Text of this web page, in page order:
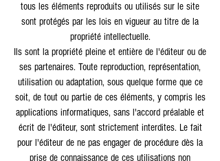
tous les éléments reproduits ou utilisés sur le site
sont protégés par les lois en vigueur au titre de la
propriété intellectuelle.
Ils sont la propriété pleine et entière de l'éditeur ou de
ses partenaires. Toute reproduction, représentation,
utilisation ou adaptation, sous quelque forme que ce
soit, de tout ou partie de ces éléments, y compris les
applications informatiques, sans l'accord préalable et
écrit de l'éditeur, sont strictement interdites. Le fait
pour l'éditeur de ne pas engager de procédure dès la
prise de connaissance de ces utilisations non